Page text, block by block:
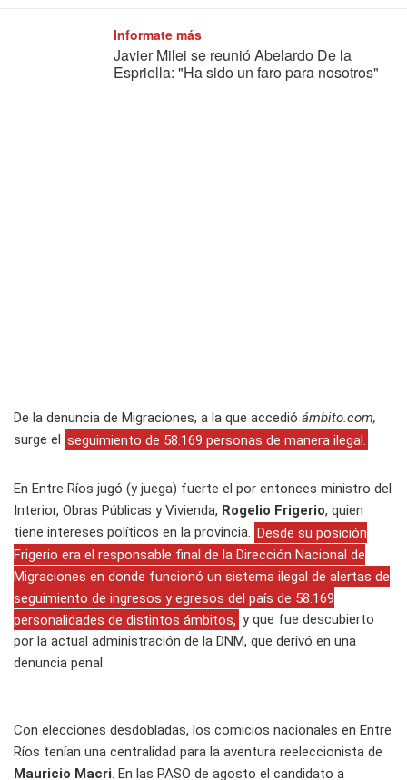
Informate más
Javier Milei se reunió Abelardo De la
Espriella: "Ha sido un faro para nosotros"
De la denuncia de Migraciones, a la que accedió ámbito.com,
surge el seguimiento de 58.169 personas de manera ilegal.
En Entre Ríos jugó (y juega) fuerte el por entonces ministro del
Interior, Obras Públicas y Vivienda, Rogelio Frigerio, quien
tiene intereses políticos en la provincia. Desde su posición
Frigerio era el responsable final de la Dirección Nacional de
Migraciones en donde funcionó un sistema ilegal de alertas de
seguimiento de ingresos y egresos del país de 58.169
personalidades de distintos ámbitos, y que fue descubierto
por la actual administración de la DNM, que derivó en una
denuncia penal.
Con elecciones desdobladas, los comicios nacionales en Entre
Ríos tenían una centralidad para la aventura reeleccionista de
Mauricio Macri. En las PASO de agosto el candidato a